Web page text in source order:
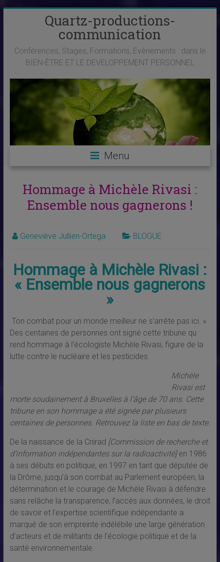
Quartz-productions-
communication
Conférences, Stages, Formations, Evènements : dans le
BIEN-ÊTRE ET LE DEVELOPPEMENT PERSONNEL
Menu
Hommage à Michèle Rivasi :
Ensemble nous gagnerons !
Geneviève Jullien-Ortega BLOGUE
Hommage à Michèle Rivasi :
« Ensemble nous gagnerons
»
Ton combat pour un monde meilleur ne s’arrête pas ici. »
Des centaines de personnes ont signé cette tribune qu
rend hommage à l’écologiste Michèle Rivasi, figure de la
lutte contre le nucléaire et les pesticides.
Michèle
Rivasi est
morte soudainement à Bruxelles à l’âge de 70 ans. Cette
tribune en son hommage a été signée par plusieurs
centaines de personnes. Retrouvez la liste en bas de texte.
De la naissance de la Criirad [Commission de recherche et
d’information indépendantes sur la radioactivité]en 1986
à ses débuts en politique, en 1997 en tant que députée de
la Drôme, jusqu’à son combat au Parlement européen, la
détermination et le courage de Michèle Rivasi à défendre
sans relâche la transparence, l’accès aux données, le droit
de savoir et l’expertise scientifique indépendante a
marqué de son empreinte indélébile une large génération
d’acteurs et de militants de l’écologie politique et de la
santé environnementale.